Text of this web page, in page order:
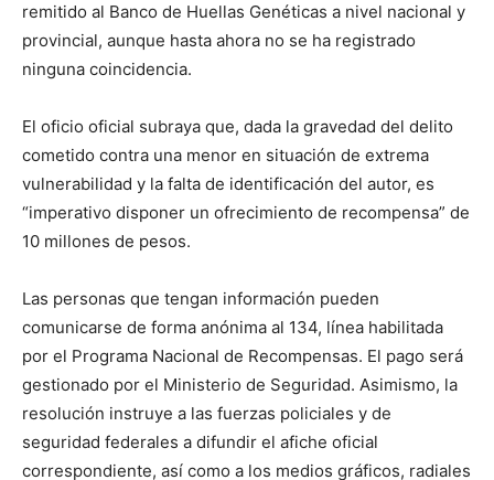
remitido al Banco de Huellas Genéticas a nivel nacional y
provincial, aunque hasta ahora no se ha registrado
ninguna coincidencia.
El oficio oficial subraya que, dada la gravedad del delito
cometido contra una menor en situación de extrema
vulnerabilidad y la falta de identificación del autor, es
“imperativo disponer un ofrecimiento de recompensa” de
10 millones de pesos.
Las personas que tengan información pueden
comunicarse de forma anónima al 134, línea habilitada
por el Programa Nacional de Recompensas. El pago será
gestionado por el Ministerio de Seguridad. Asimismo, la
resolución instruye a las fuerzas policiales y de
seguridad federales a difundir el afiche oficial
correspondiente, así como a los medios gráficos, radiales